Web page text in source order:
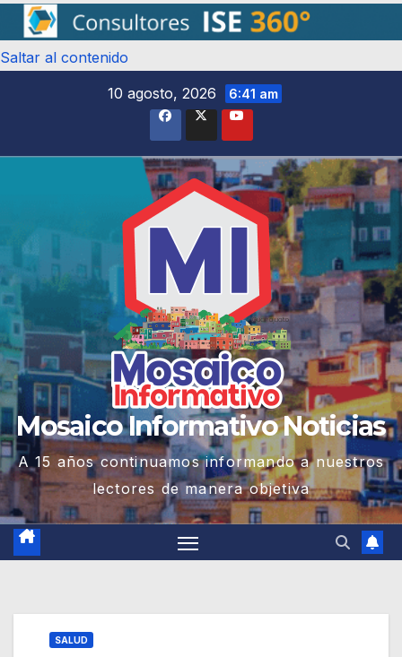
Saltar al contenido
10 agosto, 2026
6:41 am
Mosaico Informativo Noticias
A 15 años continuamos informando a nuestros
lectores de manera objetiva
SALUD